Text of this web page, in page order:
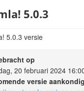
5.0.3
5.0.3 versie
op
20 februari 2024
versie